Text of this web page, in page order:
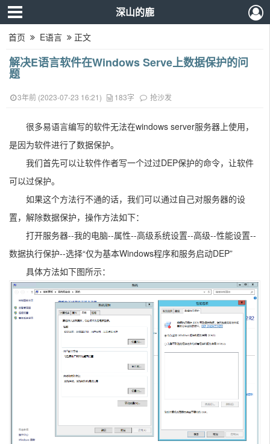
深山的鹿
首页 E语言 正文
解决E语言软件在Windows Serve上数据保护的问
题
3年前 (2023-07-23 16:21) 183字 抢沙发
很多易语言编写的软件无法在windows server服务器上使用，
是因为软件进行了数据保护。
我们首先可以让软件作者写一个过过DEP保护的命令，让软件
可以过保护。
如果这个方法行不通的话，我们可以通过自己对服务器的设
置，解除数据保护，操作方法如下：
打开服务器--我的电脑--属性--高级系统设置--高级--性能设置--
数据执行保护--选择“仅为基本Windows程序和服务启动DEP”
具体方法如下图所示：